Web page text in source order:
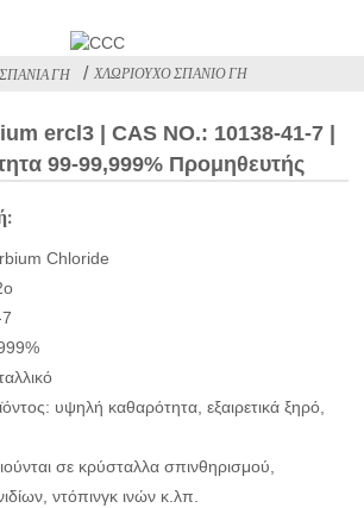
ΣΠΆΝΙΑ ΓΗ ΧΛΩΡΙΟΎΧΟ ΣΠΆΝΙΟ ΓΗ
ercl3 | CAS NO.: 10138-41-7 |
99-99,999% Προμηθευτής
Chloride
υψηλή καθαρότητα, εξαιρετικά ξηρό,
σε κρύσταλλα σπινθηρισμού,
ντόπινγκ ινών κ.λπ.